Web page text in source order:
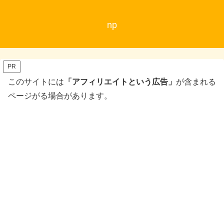
np
PR
このサイトには 「アフィリエイトという広告」 が含まれる
ページがる場合があります。